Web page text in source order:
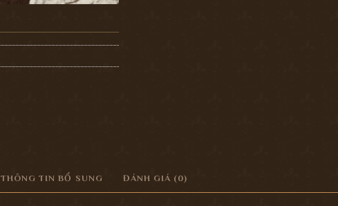
THÔNG TIN BỔ SUNG ĐÁNH GIÁ (0)